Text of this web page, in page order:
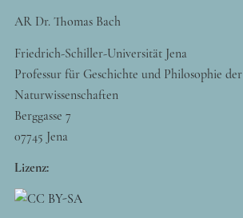
AR Dr. Thomas Bach
Friedrich-Schiller-Universität Jena
Professur für Geschichte und Philosophie der
Naturwissenschaften
Berggasse 7
07745 Jena
Lizenz: